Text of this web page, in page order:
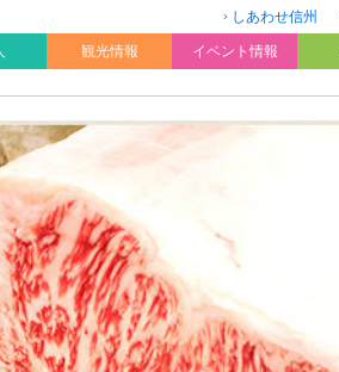
しあわせ信州
観光情報 イベント情報